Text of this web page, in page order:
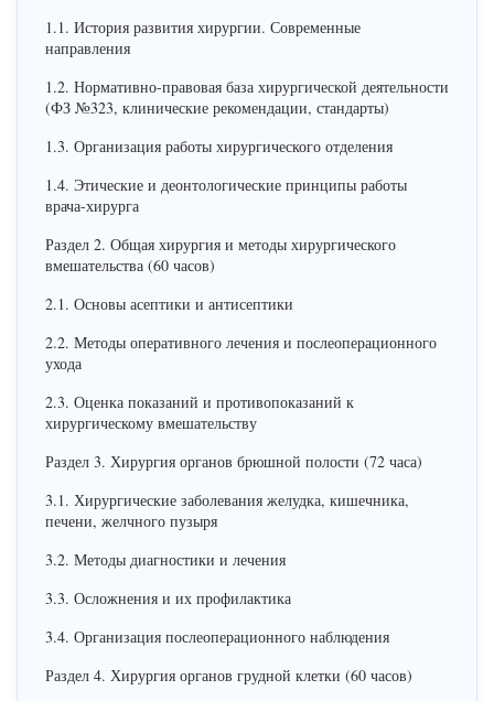
1.1. История развития хирургии. Современные
направления
1.2. Нормативно-правовая база хирургической деятельности
(ФЗ №323, клинические рекомендации, стандарты)
1.3. Организация работы хирургического отделения
1.4. Этические и деонтологические принципы работы
врача-хирурга
Раздел 2. Общая хирургия и методы хирургического
вмешательства (60 часов)
2.1. Основы асептики и антисептики
2.2. Методы оперативного лечения и послеоперационного
ухода
2.3. Оценка показаний и противопоказаний к
хирургическому вмешательству
Раздел 3. Хирургия органов брюшной полости (72 часа)
3.1. Хирургические заболевания желудка, кишечника,
печени, желчного пузыря
3.2. Методы диагностики и лечения
3.3. Осложнения и их профилактика
3.4. Организация послеоперационного наблюдения
Раздел 4. Хирургия органов грудной клетки (60 часов)